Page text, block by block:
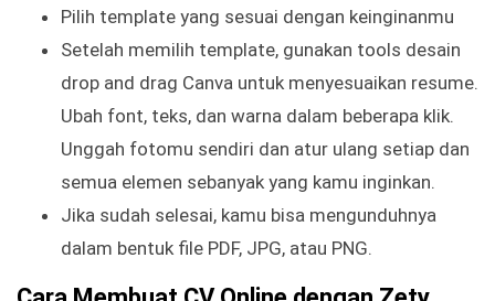
Pilih template yang sesuai dengan keinginanmu
Setelah memilih template, gunakan tools desain
drop and drag Canva untuk menyesuaikan resume.
Ubah font, teks, dan warna dalam beberapa klik.
Unggah fotomu sendiri dan atur ulang setiap dan
semua elemen sebanyak yang kamu inginkan.
Jika sudah selesai, kamu bisa mengunduhnya
dalam bentuk file PDF, JPG, atau PNG.